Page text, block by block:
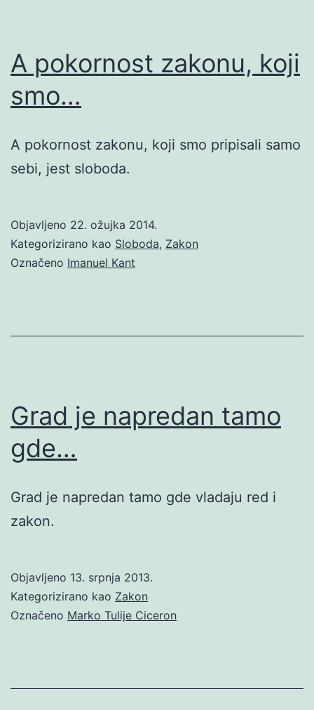
A pokornost zakonu, koji
smo…
A pokornost zakonu, koji smo pripisali samo
sebi, jest sloboda.
Objavljeno 22. ožujka 2014.
Kategorizirano kao Sloboda, Zakon
Označeno Imanuel Kant
Grad je napredan tamo
gde…
Grad je napredan tamo gde vladaju red i
zakon.
Objavljeno 13. srpnja 2013.
Kategorizirano kao Zakon
Označeno Marko Tulije Ciceron